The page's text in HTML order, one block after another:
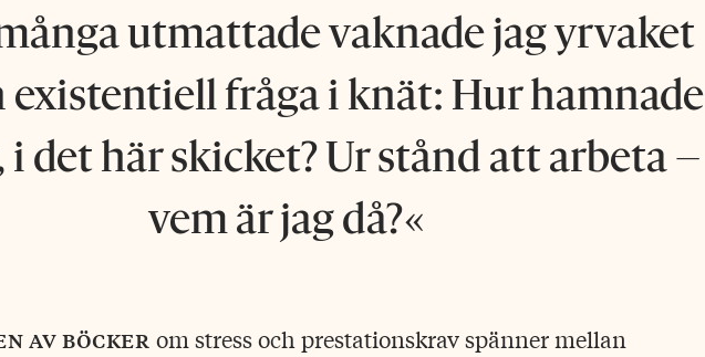
utmattade vaknade jag yrvaket
existentiell fråga i knät: Hur hamnade
i det här skicket? Ur stånd att arbeta –
vem är jag då?
av böcker om stress och prestationskrav spänner mellan